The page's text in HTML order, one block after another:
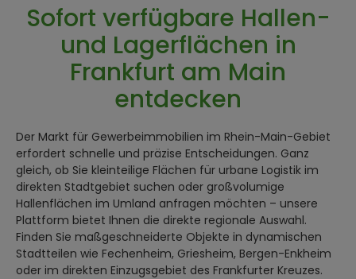
Sofort verfügbare Hallen-
und Lagerflächen in
Frankfurt am Main
entdecken
Der Markt für Gewerbeimmobilien im Rhein-Main-Gebiet
erfordert schnelle und präzise Entscheidungen. Ganz
gleich, ob Sie kleinteilige Flächen für urbane Logistik im
direkten Stadtgebiet suchen oder großvolumige
Hallenflächen im Umland anfragen möchten – unsere
Plattform bietet Ihnen die direkte regionale Auswahl.
Finden Sie maßgeschneiderte Objekte in dynamischen
Stadtteilen wie Fechenheim, Griesheim, Bergen-Enkheim
oder im direkten Einzugsgebiet des Frankfurter Kreuzes.